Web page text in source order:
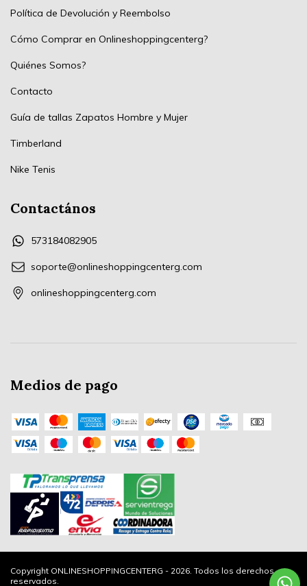
Política de Devolución y Reembolso
Cómo Comprar en Onlineshoppingcenterg?
Quiénes Somos?
Contacto
Guía de tallas Zapatos Hombre y Mujer
Timberland
Nike Tenis
Contactános
573184082905
soporte@onlineshoppingcenterg.com
onlineshoppingcenterg.com
Medios de pago
Copyright ONLINESHOPPINGCENTERG - 2026. Todos los derechos
reservados.